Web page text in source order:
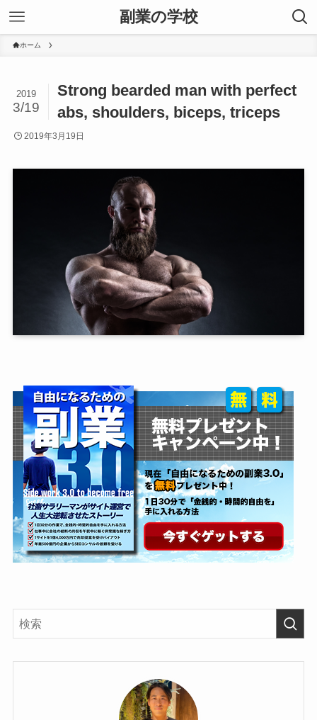
副業の学校
ホーム
Strong bearded man with perfect
abs, shoulders, biceps, triceps
2019
3/19
2019年3月19日